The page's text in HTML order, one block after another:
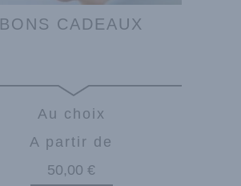
BONS CADEAUX
Au choix
A partir de
50,00 €